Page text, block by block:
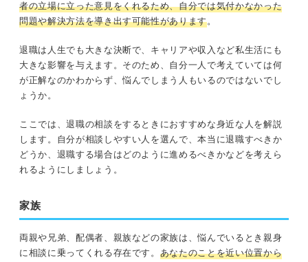
者の立場に立った意見をくれるため、自分では気付かなかった
問題や解決方法を導き出す可能性があります。
退職は人生でも大きな決断で、キャリアや収入など私生活にも
大きな影響を与えます。そのため、自分一人で考えていては何
が正解なのかわからず、悩んでしまう人もいるのではないでし
ょうか。
ここでは、退職の相談をするときにおすすめな身近な人を解説
します。自分が相談しやすい人を選んで、本当に退職すべきか
どうか、退職する場合はどのように進めるべきかなどを考えら
れるようにしましょう。
家族
両親や兄弟、配偶者、親族などの家族は、悩んでいるとき親身
に相談に乗ってくれる存在です。 あなたのことを近い位置から